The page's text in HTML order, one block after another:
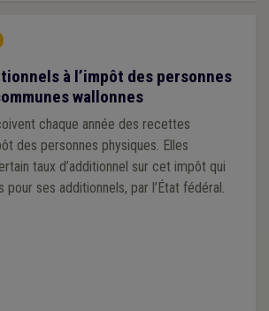
à l’impôt des personnes
wallonnes
chaque année des recettes
des personnes physiques. Elles
taux d’additionnel sur cet impôt qui
ses additionnels, par l’État fédéral.